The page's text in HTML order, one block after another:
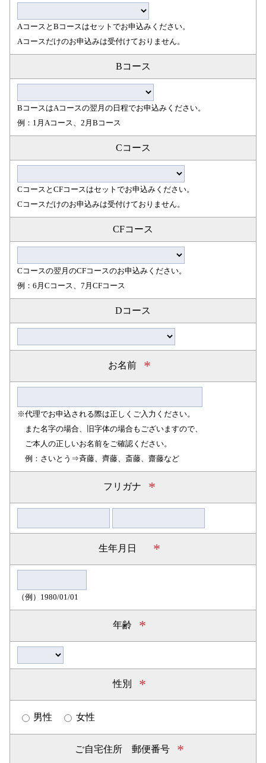
AコースとBコースはセットでお申込みください。
Aコースだけのお申込みは受付けておりません。
Bコース
BコースはAコースの翌月の日程でお申込みください。
例：1月Aコース、2月Bコース
Cコース
CコースとCFコースはセットでお申込みください。
Cコースだけのお申込みは受付けておりません。
CFコース
Cコースの翌月のCFコースのお申込みください。
例：6月Cコース、7月CFコース
Dコース
お名前 *
※代理でお申込される際は正しくご入力ください。
また名字の場合、旧字体の場合もございますので、
ご本人の正しいお名前をご確認ください。
例：さいとう⇒斉藤、齊藤、斎藤、齋藤など
フリガナ *
生年月日 *
（例）1980/01/01
年齢 *
性別 *
男性 女性
ご自宅住所 郵便番号 *